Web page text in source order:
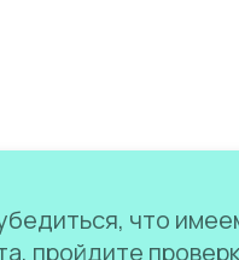
что
пройдите